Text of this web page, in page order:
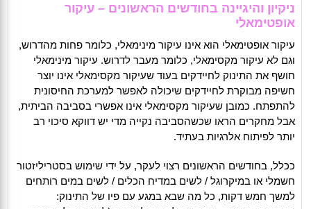
ניקיון והיגיינה בחודשים הראשונים – עיקור
אופטימאלי
עיקור אופטימאלי הוא אינו עיקור מינימאלי, כלומר פחות מהדרוש,
וגם לא עיקור מקסימאלי, כלומר מעבר לדרוש. עיקור מינימאלי
חושף את התינוק לחיידקים בעוד שעיקור מקסימאלי אינו יוצר
חשיפה מבוקרת לחיידקים שיכולה לאפשר למערכת החיסונית
להתפתח. כמובן שעיקור מקסימאלי אינו אפשרי בסביבה הביתית,
אבל מחקרים הראו שכשהסביבה נקייה מדי יש דווקא סיכוי רב
יותר לפיתוח אלרגיות בעתיד.
ככלל, בחודשים הראשונים רצוי לעקר, על ידי שימוש בסטריליזטור
חשמלי או במיקרוגל / לשים במדיח הכלים / לשים במים רותחים
למשך חמש דקות, כל מה שבא במגע עם פיו של התינוק: